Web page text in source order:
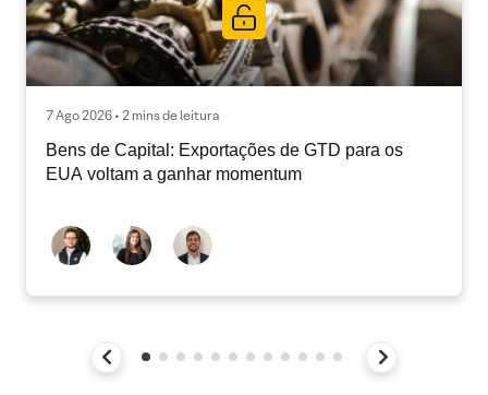
7 Ago 2026 • 2 mins de leitura
Bens de Capital: Exportações de GTD para os
EUA voltam a ganhar momentum